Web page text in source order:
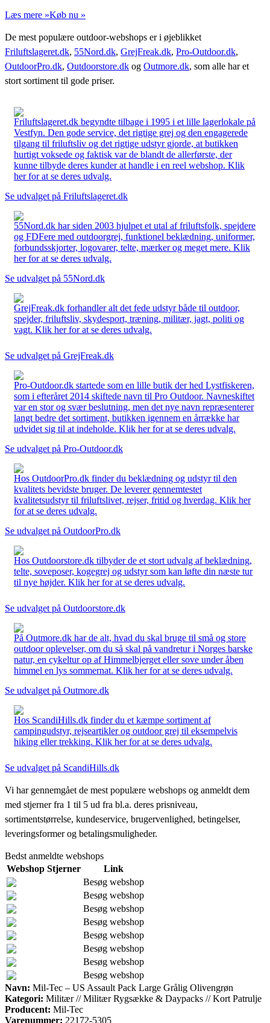
Læs mere »Køb nu »
De mest populære outdoor-webshops er i øjeblikket
Friluftslageret.dk, 55Nord.dk, GrejFreak.dk, Pro-Outdoor.dk,
OutdoorPro.dk, Outdoorstore.dk og Outmore.dk, som alle har et
stort sortiment til gode priser.
Friluftslageret.dk begyndte tilbage i 1995 i et lille lagerlokale på
Vestfyn. Den gode service, det rigtige grej og den engagerede
tilgang til friluftsliv og det rigtige udstyr gjorde, at butikken
hurtigt voksede og faktisk var de blandt de allerførste, der
kunne tilbyde deres kunder at handle i en reel webshop. Klik
her for at se deres udvalg.
Se udvalget på Friluftslageret.dk
55Nord.dk har siden 2003 hjulpet et utal af friluftsfolk, spejdere
og FDFere med outdoorgrej, funktionel beklædning, uniformer,
forbundsskjorter, logovarer, telte, mærker og meget mere. Klik
her for at se deres udvalg.
Se udvalget på 55Nord.dk
GrejFreak.dk forhandler alt det fede udstyr både til outdoor,
spejder, friluftsliv, skydesport, træning, militær, jagt, politi og
vagt. Klik her for at se deres udvalg.
Se udvalget på GrejFreak.dk
Pro-Outdoor.dk startede som en lille butik der hed Lystfiskeren,
som i efteråret 2014 skiftede navn til Pro Outdoor. Navneskiftet
var en stor og svær beslutning, men det nye navn repræsenterer
langt bedre det sortiment, butikken igennem en årrække har
udvidet sig til at indeholde. Klik her for at se deres udvalg.
Se udvalget på Pro-Outdoor.dk
Hos OutdoorPro.dk finder du beklædning og udstyr til den
kvalitets bevidste bruger. De leverer gennemtestet
kvalitetsudstyr til friluftslivet, rejser, fritid og hverdag. Klik her
for at se deres udvalg.
Se udvalget på OutdoorPro.dk
Hos Outdoorstore.dk tilbyder de et stort udvalg af beklædning,
telte, soveposer, kogegrej og udstyr som kan løfte din næste tur
til nye højder. Klik her for at se deres udvalg.
Se udvalget på Outdoorstore.dk
På Outmore.dk har de alt, hvad du skal bruge til små og store
outdoor oplevelser, om du så skal på vandretur i Norges barske
natur, en cykeltur op af Himmelbjerget eller sove under åben
himmel en lys sommernat. Klik her for at se deres udvalg.
Se udvalget på Outmore.dk
Hos ScandiHills.dk finder du et kæmpe sortiment af
campingudstyr, rejseartikler og outdoor grej til eksempelvis
hiking eller trekking. Klik her for at se deres udvalg.
Se udvalget på ScandiHills.dk
Vi har gennemgået de mest populære webshops og anmeldt dem
med stjerner fra 1 til 5 ud fra bl.a. deres prisniveau,
sortimentstørrelse, kundeservice, brugervenlighed, betingelser,
leveringsformer og betalingsmuligheder.
Bedst anmeldte webshops
Webshop Stjerner
Link
Besøg webshop
Besøg webshop
Besøg webshop
Besøg webshop
Besøg webshop
Besøg webshop
Besøg webshop
Besøg webshop
Navn: Mil-Tec – US Assault Pack Large Grålig Olivengrøn
Kategori: Militær // Militær Rygsække & Daypacks // Kort Patrulje
Producent: Mil-Tec
Varenummer: 22172-5305